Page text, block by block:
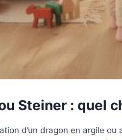
Steiner : quel
d’un dragon en argile